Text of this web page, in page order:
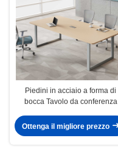
Piedini in acciaio a forma di
bocca Tavolo da conferenza
ufficio
Ottenga il migliore prezzo